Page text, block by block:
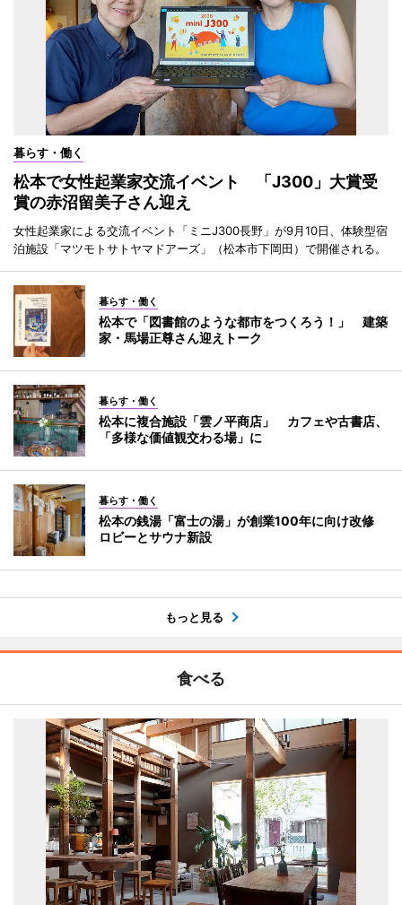
暮らす・働く
松本で女性起業家交流イベント 「J300」大賞受
賞の赤沼留美子さん迎え
女性起業家による交流イベント「ミニJ300長野」が9月10日、体験型宿
泊施設「マツモトサトヤマドアーズ」（松本市下岡田）で開催される。
暮らす・働く
松本で「図書館のような都市をつくろう！」 建築
家・馬場正尊さん迎えトーク
暮らす・働く
松本に複合施設「雲ノ平商店」 カフェや古書店、
「多様な価値観交わる場」に
暮らす・働く
松本の銭湯「富士の湯」が創業100年に向け改修
ロビーとサウナ新設
もっと見る
食べる